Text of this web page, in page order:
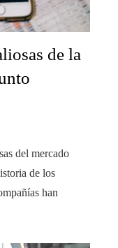
de la
del mercado
de los
han